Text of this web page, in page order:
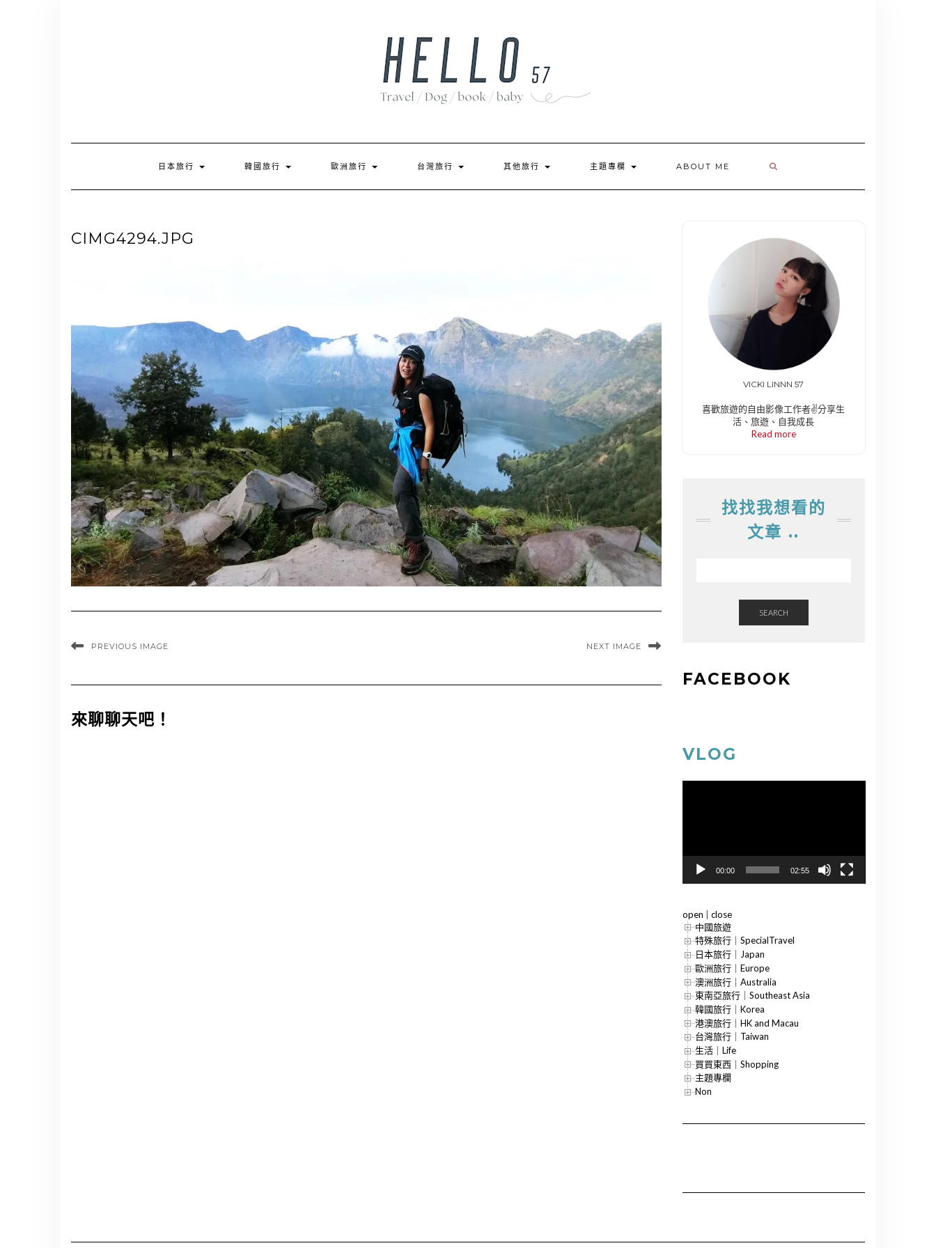
日本旅行 韓國旅行 歐洲旅行 台灣旅行 其他旅行 主題專欄 ABOUT ME
CIMG4294.JPG
PREVIOUS IMAGE NEXT IMAGE
來聊聊天吧！
VICKI LINNN 57
喜歡旅遊的自由影像工作者✌️分享生
活、旅遊、自我成長
Read more
找找我想看的
文章 ..
SEARCH
FACEBOOK
VLOG
00:00 02:55
open
close
中國旅遊
特殊旅行｜SpecialTravel
日本旅行｜Japan
歐洲旅行｜Europe
澳洲旅行｜Australia
東南亞旅行｜Southeast Asia
韓國旅行｜Korea
港澳旅行｜HK and Macau
台灣旅行｜Taiwan
生活｜Life
買買東西｜Shopping
主題專欄
Non